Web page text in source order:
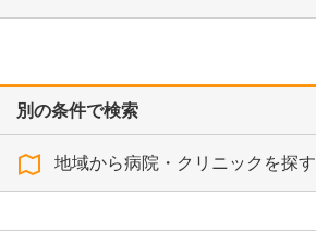
別の条件で検索
地域から病院・クリニックを探す